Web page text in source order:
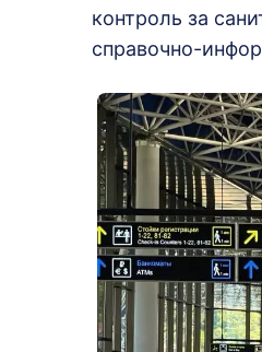
контроль за
справочно-